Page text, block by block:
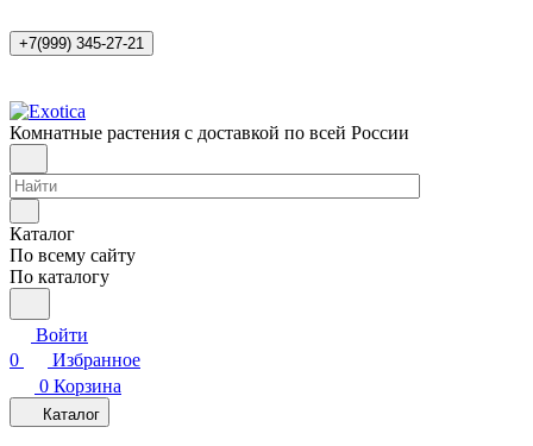
+7(999) 345-27-21
Комнатные растения с доставкой по всей России
Каталог
По всему сайту
По каталогу
Войти
0
Избранное
0 Корзина
Каталог